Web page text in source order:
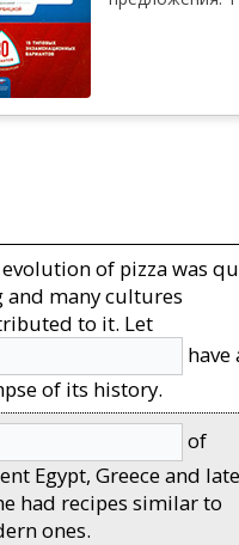
of pizza was
and many cultures
to it. Let
have
of its history.
of
Egypt, Greece and
had recipes similar to
ones.